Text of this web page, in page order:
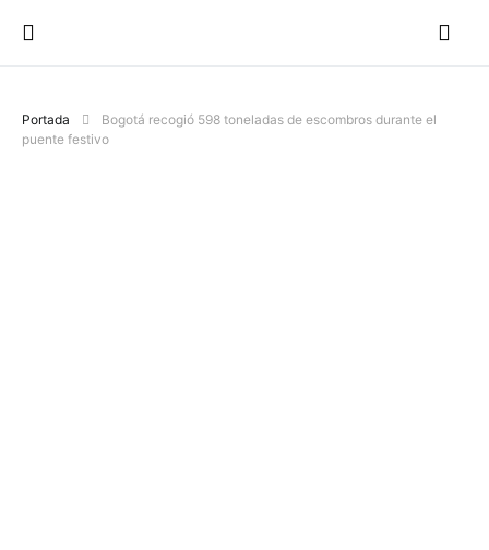
Portada
Bogotá recogió 598 toneladas de escombros durante el
puente festivo